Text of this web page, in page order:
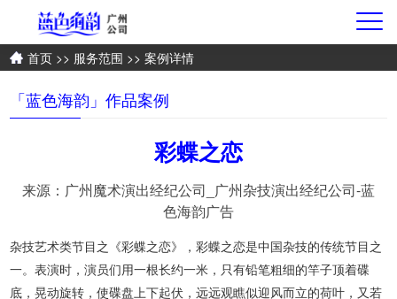
首页 >> 服务范围 >> 案例详情
「蓝色海韵」作品案例
彩蝶之恋
来源：广州魔术演出经纪公司_广州杂技演出经纪公司-蓝
色海韵广告
杂技艺术类节目之《彩蝶之恋》，彩蝶之恋是中国杂技的传统节目之
一。表演时，演员们用一根长约一米，只有铅笔粗细的竿子顶着碟
底，晃动旋转，使碟盘上下起伏，远远观瞧似迎风而立的荷叶，又若